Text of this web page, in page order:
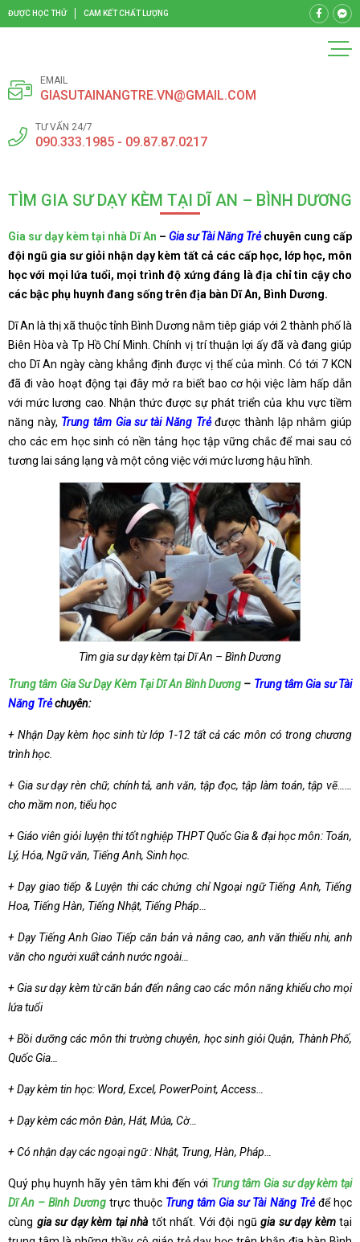
ĐƯỢC HỌC THỬ CAM KẾT CHẤT LƯỢNG
EMAIL
GIASUTAINANGTRE.VN@GMAIL.COM
TƯ VẤN 24/7
090.333.1985 - 09.87.87.0217
TÌM GIA SƯ DẠY KÈM TẠI DĨ AN – BÌNH DƯƠNG
Gia sư dạy kèm tại nhà Dĩ An – Gia sư Tài Năng Trẻ chuyên cung cấp
đội ngũ gia sư giỏi nhận dạy kèm tất cả các cấp học, lớp học, môn
học với mọi lứa tuổi, mọi trình độ xứng đáng là địa chỉ tin cậy cho
các bậc phụ huynh đang sống trên địa bàn Dĩ An, Bình Dương.
Dĩ An là thị xã thuộc tỉnh Bình Dương nằm tiêp giáp với 2 thành phố là
Biên Hòa và Tp Hồ Chí Minh. Chính vị trí thuận lợi ấy đã và đang giúp
cho Dĩ An ngày càng khẳng định được vị thế của mình. Có tới 7 KCN
đã đi vào hoạt động tại đây mở ra biết bao cơ hội việc làm hấp dẫn
với mức lương cao. Nhận thức được sự phát triển của khu vực tiềm
năng này, Trung tâm Gia sư tài Năng Trẻđược thành lập nhằm giúp
cho các em học sinh có nền tảng học tập vững chắc để mai sau có
tương lai sáng lạng và một công việc với mức lương hậu hĩnh.
Tìm gia sư dạy kèm tại Dĩ An – Bình Dương
Trung tâm Gia Sư Dạy Kèm Tại Dĩ An Bình Dương – Trung tâm Gia sư Tài
Năng Trẻchuyên:
+ Nhận Dạy kèm học sinh từ lớp 1-12 tất cả các môn có trong chương
trình học.
+ Gia sư dạy rèn chữ, chính tả, anh văn, tập đọc, tập làm toán, tập vẽ……
cho mầm non, tiểu học
+ Giáo viên giỏi luyện thi tốt nghiệp THPT Quốc Gia & đại học môn: Toán,
Lý, Hóa, Ngữ văn, Tiếng Anh, Sinh học.
+ Dạy giao tiếp & Luyện thi các chứng chỉ Ngoại ngữ Tiếng Anh, Tiếng
Hoa, Tiếng Hàn, Tiếng Nhật, Tiếng Pháp…
+ Dạy Tiếng Anh Giao Tiếp căn bản và nâng cao, anh văn thiếu nhi, anh
văn cho người xuất cảnh nước ngoài…
+ Gia sư dạy kèm từ căn bản đến nâng cao các môn năng khiếu cho mọi
lứa tuổi
+ Bồi dưỡng các môn thi trường chuyên, học sinh giỏi Quận, Thành Phố,
Quốc Gia…
+ Dạy kèm tin học: Word, Excel, PowerPoint, Access…
+ Dạy kèm các môn Đàn, Hát, Múa, Cờ…
+ Có nhận dạy các ngoại ngữ : Nhật, Trung, Hàn, Pháp…
Quý phụ huynh hãy yên tâm khi đến với Trung tâm Gia sư dạy kèm tại
Dĩ An – Bình Dươngtrực thuộc Trung tâm Gia sư Tài Năng Trẻ để học
cùng gia sư dạy kèm tại nhà tốt nhất. Với đội ngũ gia sư dạy kèmtại